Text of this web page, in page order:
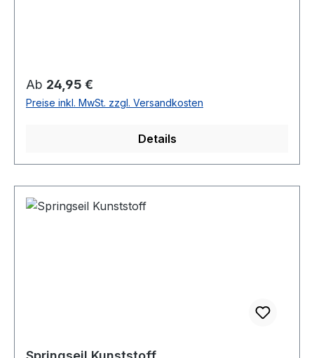
Regulärer Preis:
Ab 24,95 €
Preise inkl. MwSt. zzgl. Versandkosten
Details